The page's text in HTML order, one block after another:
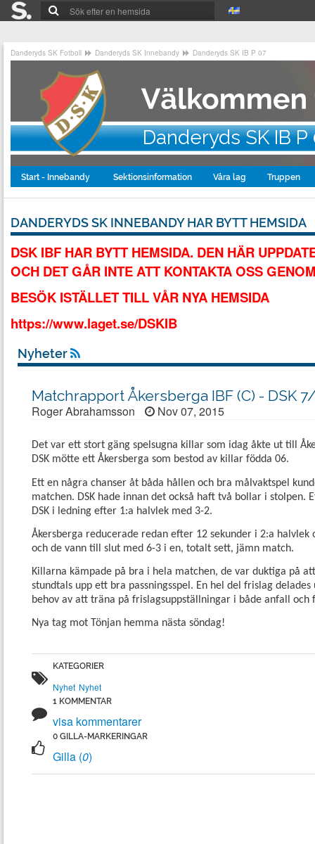
Danderyds SK Fotboll Danderyds SK Innebandy Danderyds SK IB P 07
Danderyds SK IB P
Start - Innebandy Sektionsinformation Våra lag Truppen
DANDERYDS SK INNEBANDY HAR BYTT HEMSIDA
DSK IBF HAR BYTT HEMSIDA. DEN HÄR
OCH DET GÅR INTE ATT KONTAKTA OSS
BESÖK ISTÄLLET TILL VÅR NYA HEMSIDA
https://www.laget.se/DSKIB
Nyheter
Matchrapport Åkersberga IBF (C) - DSK
Roger Abrahamsson Nov 07, 2015
Det var ett stort gäng spelsugna killar som idag åkte ut till
DSK mötte ett Åkersberga som bestod av killar födda 06.
Ett en några chanser åt båda hållen och bra målvaktspel
matchen. DSK hade innan det också haft två bollar i stolpen.
DSK i ledning efter 1:a halvlek med 3-2.
Åkersberga reducerade redan efter 12 sekunder i 2:a halvlek
och de vann till slut med 6-3 i en, totalt sett, jämn match.
Killarna kämpade på bra i hela matchen, de var duktiga på
stundtals upp ett bra passningsspel. En hel del frislag
behov av att träna på frislagsuppställningar i både anfall och
Nya tag mot Tönjan hemma nästa söndag!
Nyhet Nyhet
visa kommentarer
Gilla (0)